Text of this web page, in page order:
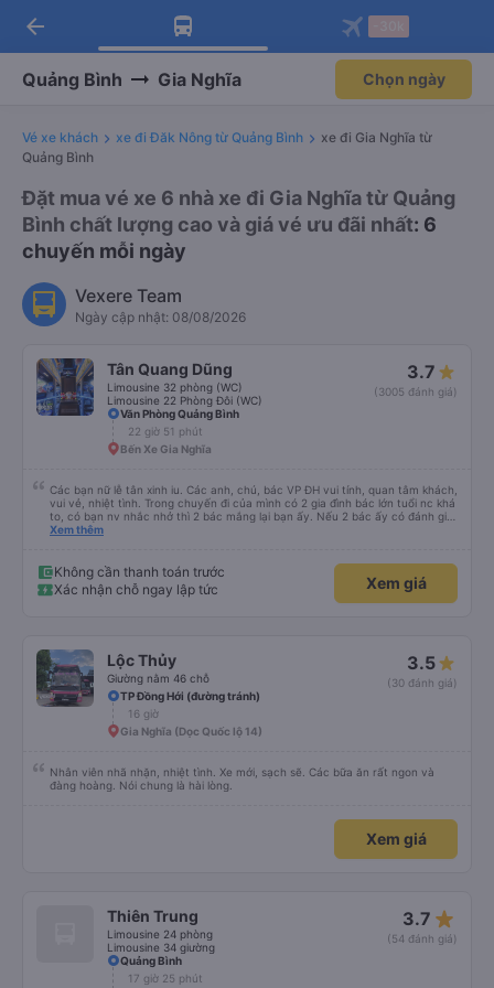
Tải app Vexere ngay!
Nhận ưu đãi thành viên độc
Mở app
Tải app Vexere
-30k/ghế khi đặt vé máy bay qua
Mở app
arrow_back
Quảng Bình Gia Nghĩa Chọn ngày
Vé xe khách xe đi Đăk Nông từ Quảng Bình
xe đi Gia Nghĩa từ
Quảng Bình
Đặt mua vé xe 6 nhà xe đi Gia Nghĩa từ Quảng
Bình chất lượng cao và giá vé ưu đãi nhất: 6
chuyến mỗi ngày
Vexere Team
Ngày cập nhật: 08/08/2026
Tân Quang Dũng
Limousine 32 phòng (WC)
Limousine 22 Phòng Đôi (WC)
3.7
(3005 đánh giá)
Văn Phòng Quảng Bình
22 giờ 51 phút
Bến Xe Gia Nghĩa
Các bạn nữ lễ tân xinh iu. Các anh, chú, bác VP ĐH vui tính, quan tâm khách,
vui vẻ, nhiệt tình. Trong chuyến đi của mình có 2 gia đình bác lớn tuổi nc khá
to, có bạn nv nhắc nhở thì 2 bác mắng lại bạn ấy. Nếu 2 bác ấy có đánh giá
xấu thì mình ngược lại nha. Bạn ấy nhắc nhở rất đúng. 2 bác nói rất to. To
bạn ấy nha. Nếu bạn ấy bị trừ thì bảo bạn ấy liên hệ sđt của mình, mình hỗ
trợ ạ. Số mình đuôi 666, chuyến ĐH-NT ngày 16/1. À các bạn nữ lễ tân xinh
iu còn đổi cho mình phòng đơn sang đôi xong còn note là (một mình) yêu
Xem thêm
Không cần thanh toán trước
Xác nhận chỗ ngay lập tức
Xem giá
Lộc Thủy
Giường nằm 46 chỗ
3.5
(30 đánh giá)
TP Đồng Hới (đường tránh)
16 giờ
Gia Nghĩa (Dọc Quốc lộ 14)
Nhân viên nhã nhặn, nhiệt tình. Xe mới, sạch sẽ. Các bữa ăn rất ngon và
đàng hoàng. Nói chung là hài lòng.
Xem giá
Thiên Trung
Limousine 24 phòng
Limousine 34 giường
3.7 star_rate
(54 đánh giá)
Quảng Bình
17 giờ 25 phút